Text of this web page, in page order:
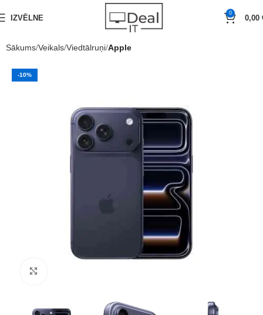
IZVĒLNE
0
0,00
Sākums Veikals Viedtālruņi Apple
-10%